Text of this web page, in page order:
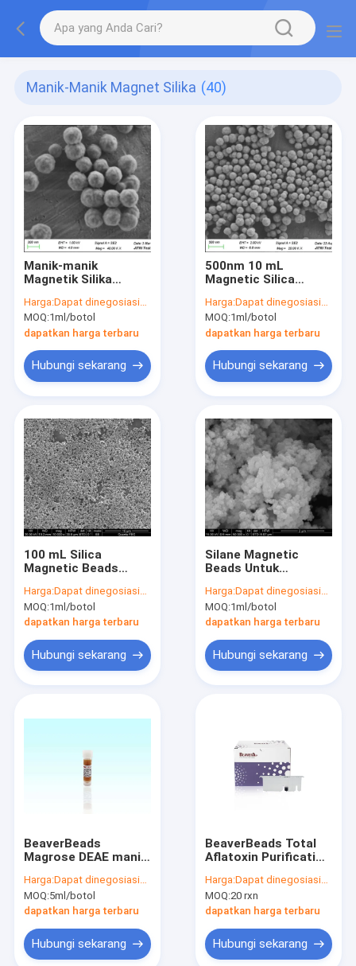
Manik-Manik Magnet Silika (40)
Manik-manik
Magnetik Silika
Ekstraksi RNA PC
300nm 50 mg / mL 10
mL
Harga:Dapat dinegosiasikan
MOQ:1ml/botol
dapatkan harga terbaru
Hubungi sekarang
500nm 10 mL
Magnetic Silica
Untuk Ekstraksi DNA
Harga:Dapat dinegosiasikan
MOQ:1ml/botol
dapatkan harga terbaru
Hubungi sekarang
100 mL Silica
Magnetic Beads
Dengan Magnet
Super Kuat
Harga:Dapat dinegosiasikan
MOQ:1ml/botol
dapatkan harga terbaru
Hubungi sekarang
Silane Magnetic
Beads Untuk
50 mg / mL 10 mL
Harga:Dapat dinegosiasikan
MOQ:1ml/botol
dapatkan harga terbaru
Hubungi sekarang
BeaverBeads
Magrose DEAE manik
Harga:Dapat dinegosiasikan
MOQ:5ml/botol
dapatkan harga terbaru
Hubungi sekarang
BeaverBeads Total
Aflatoxin Purification
Fe3O4 Magnetic
Beads
Harga:Dapat dinegosiasikan
MOQ:20 rxn
dapatkan harga terbaru
Hubungi sekarang